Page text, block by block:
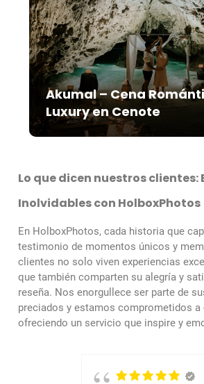
Akumal – Cena
Luxury en Cenote
Lo que dicen nuestros clientes:
Inolvidables con HolboxPhotos
En HolboxPhotos, cada historia que
testimonio de momentos únicos y
clientes no solo viven experiencias
que también comparten su alegría y
reseña. Nos enorgullece ser parte de
preciados y estamos comprometidos a
ofreciendo un servicio que inspire y